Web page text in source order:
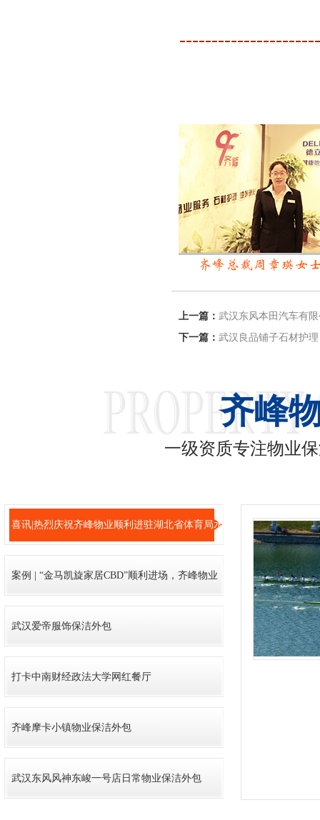
上一篇： 武汉东风本田汽车有
下一篇： 武汉良品铺子石材护理
齐峰
一级资质专注物业
喜讯|热烈庆祝齐峰物业顺利进驻湖北省体育局水
案例 | “金马凯旋家居CBD”顺利进场，齐峰物业
武汉爱帝服饰保洁外包
打卡中南财经政法大学网红餐厅
齐峰摩卡小镇物业保洁外包
武汉东风风神东峻一号店日常物业保洁外包